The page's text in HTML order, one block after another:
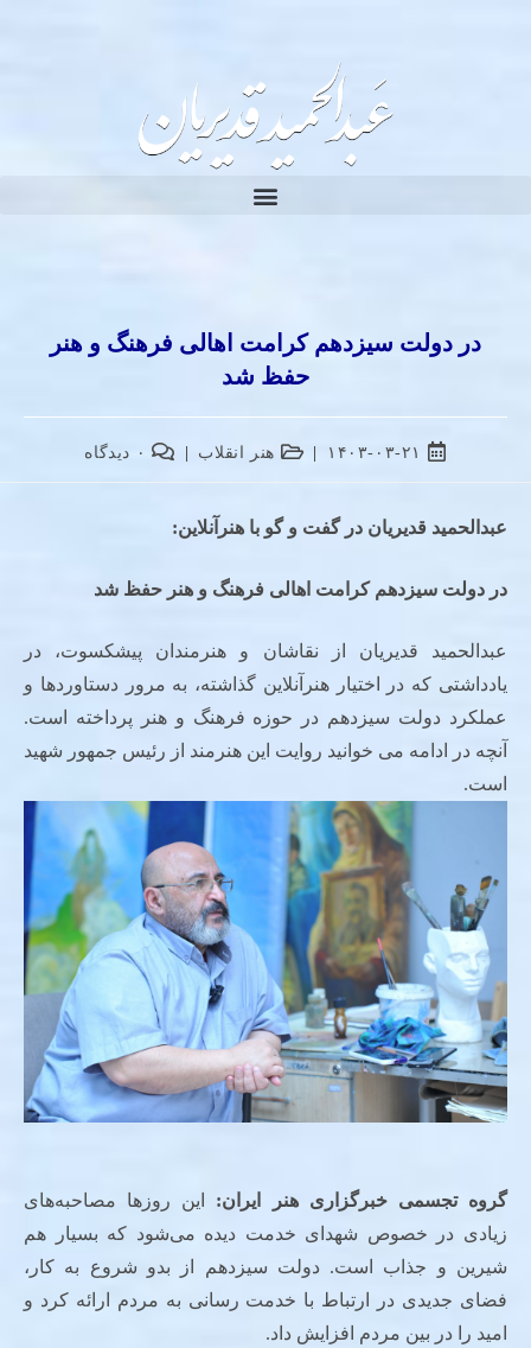
در دولت سیزدهم کرامت اهالی فرهنگ و هنر
حفظ شد
۱۴۰۳-۰۳-۲۱ هنر انقلاب ۰ دیدگاه
عبدالحمید قدیریان در گفت و گو با هنرآنلاین:
در دولت سیزدهم کرامت اهالی فرهنگ و هنر حفظ شد
عبدالحمید قدیریان از نقاشان و هنرمندان پیشکسوت، در
یادداشتی که در اختیار هنرآنلاین گذاشته، به مرور دستاوردها و
عملکرد دولت سیزدهم در حوزه فرهنگ و هنر پرداخته است.
آنچه در ادامه می خوانید روایت این هنرمند از رئیس جمهور شهید
است.
گروه تجسمی خبرگزاری هنر ایران:
این روزها مصاحبه‌های
زیادی در خصوص شهدای خدمت دیده می‌شود که بسیار هم
شیرین و جذاب است. دولت سیزدهم از بدو شروع به کار،
فضای جدیدی در ارتباط با خدمت رسانی به مردم ارائه کرد و
امید را در بین مردم افزایش داد.